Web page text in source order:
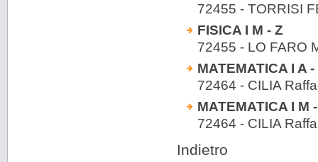
72455 - TORRISI
FISICA I M - Z
72455 - LO FARO
MATEMATICA I A -
72464 - CILIA
MATEMATICA I M
72464 - CILIA
Indietro